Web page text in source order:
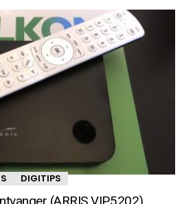
DIGITIPS
(ARRIS VIP5202)